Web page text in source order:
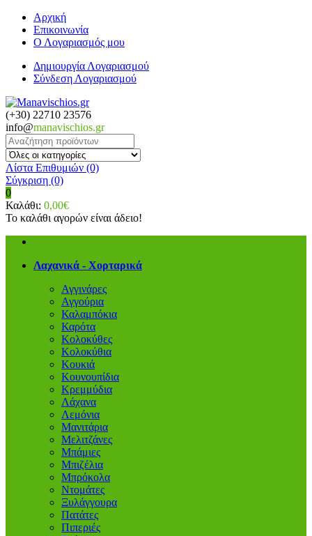
Αρχική
Επικοινωνία
Ο Λογαριασμός μου
Δημιουργία Λογαριασμού
Σύνδεση Λογαριασμού
(+30) 22710 23576
info@manavischios.gr
Λίστα Επιθυμιών (0)
Σύγκριση (0)
0
Καλάθι: 0,00€
Το καλάθι αγορών είναι άδειο!
Λαχανικά - Χορταρικά
Αγγινάρες
Αγγούρια
Καλαμπόκια
Καρότα
Κολοκύθες
Κολοκύθια
Κουκιά
Κουνουπίδια
Κρεμμύδια
Λάχανα
Λεμόνια
Μανιτάρια
Μελιτζάνες
Μπάμιες
Μπιζέλια
Μπρόκολα
Ντομάτες
Ξυλάγγουρα
Πατάτες
Πιπεριές